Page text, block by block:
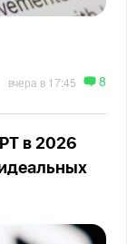
вчера в 17:45 8
в 2026